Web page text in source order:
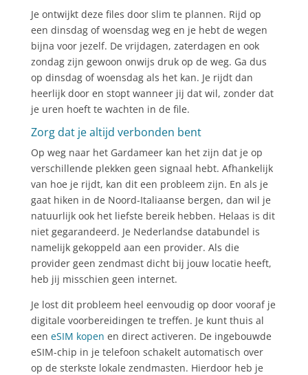
Je ontwijkt deze files door slim te plannen. Rijd op
een dinsdag of woensdag weg en je hebt de wegen
bijna voor jezelf. De vrijdagen, zaterdagen en ook
zondag zijn gewoon onwijs druk op de weg. Ga dus
op dinsdag of woensdag als het kan. Je rijdt dan
heerlijk door en stopt wanneer jij dat wil, zonder dat
je uren hoeft te wachten in de file.
Zorg dat je altijd verbonden bent
Op weg naar het Gardameer kan het zijn dat je op
verschillende plekken geen signaal hebt. Afhankelijk
van hoe je rijdt, kan dit een probleem zijn. En als je
gaat hiken in de Noord-Italiaanse bergen, dan wil je
natuurlijk ook het liefste bereik hebben. Helaas is dit
niet gegarandeerd. Je Nederlandse databundel is
namelijk gekoppeld aan een provider. Als die
provider geen zendmast dicht bij jouw locatie heeft,
heb jij misschien geen internet.
Je lost dit probleem heel eenvoudig op door vooraf je
digitale voorbereidingen te treffen. Je kunt thuis al
een eSIM kopen en direct activeren. De ingebouwde
eSIM-chip in je telefoon schakelt automatisch over
op de sterkste lokale zendmasten. Hierdoor heb je